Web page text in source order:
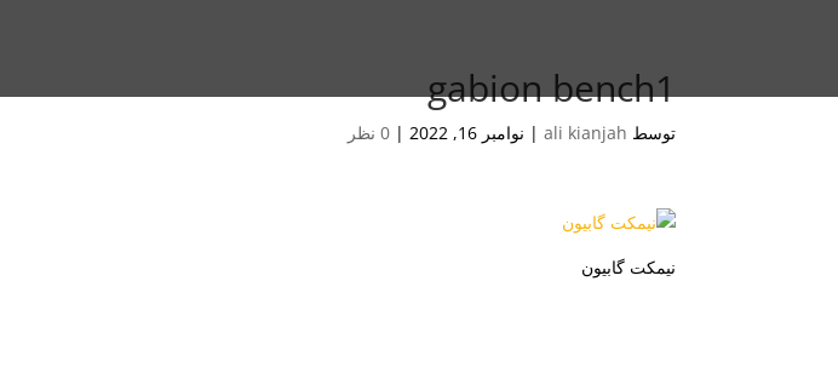
gabion bench1
توسط ali kianjah
| نوامبر 16, 2022 |0 نظر
نیمکت گابیون